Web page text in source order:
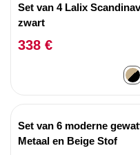
Set van 4 Lalix
zwart
338 €
Set van 6 moderne
Metaal en Beige Stof